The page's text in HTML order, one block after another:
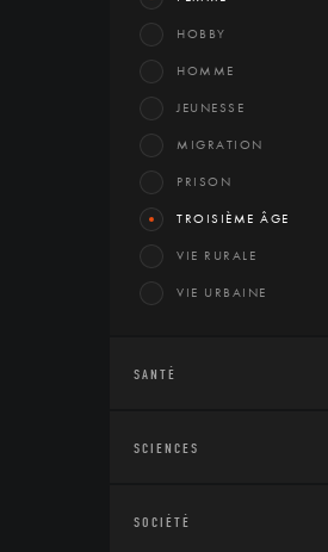
HOBBY
HOMME
JEUNESSE
MIGRATION
PRISON
TROISIÈME ÂGE
VIE RURALE
VIE URBAINE
SANTÉ
SCIENCES
SOCIÉTÉ